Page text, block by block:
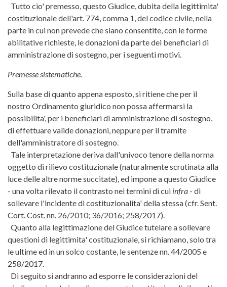
Tutto cio' premesso, questo Giudice, dubita della legittimita'
costituzionale dell'art. 774, comma 1, del codice civile, nella
parte in cui non prevede che siano consentite, con le forme
abilitative richieste, le donazioni da parte dei beneficiari di
amministrazione di sostegno, per i seguenti motivi.
Premesse sistematiche.
Sulla base di quanto appena esposto, si ritiene che per il
nostro Ordinamento giuridico non possa affermarsi la
possibilita', per i beneficiari di amministrazione di sostegno,
di effettuare valide donazioni, neppure per il tramite
dell'amministratore di sostegno.
Tale interpretazione deriva dall'univoco tenore della norma
oggetto di rilievo costituzionale (naturalmente scrutinata alla
luce delle altre norme succitate), ed impone a questo Giudice
- una volta rilevato il contrasto nei termini di cui infra - di
sollevare l'incidente di costituzionalita' della stessa (cfr. Sent.
Cort. Cost. nn. 26/2010; 36/2016; 258/2017).
Quanto alla legittimazione del Giudice tutelare a sollevare
questioni di legittimita' costituzionale, si richiamano, solo tra
le ultime ed in un solco costante, le sentenze nn. 44/2005 e
258/2017.
Di seguito si andranno ad esporre le considerazioni del